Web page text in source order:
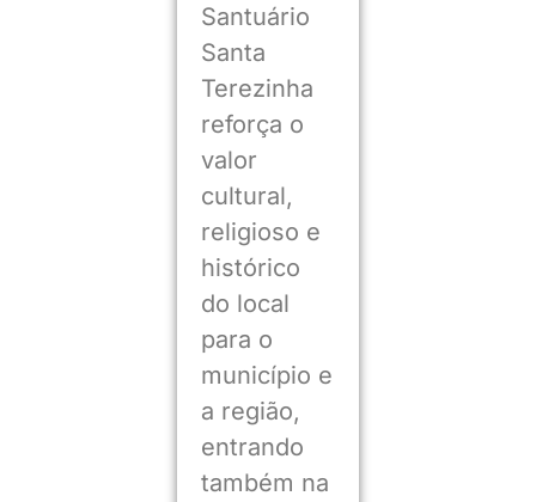
Santuário
Santa
Terezinha
reforça o
valor
cultural,
religioso e
histórico
do local
para o
município e
a região,
entrando
também na